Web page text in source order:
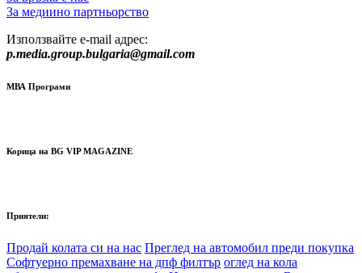
За медиино партньорство
Използвайте e-mail адрес:
p.media.group.bulgaria@gmail.com
МВА Програми
Корица на BG VIP MAGAZINE
Приятели:
Продай колата си на нас Преглед на автомобил преди покупка
Софтуерно премахване на дпф филтър оглед на кола